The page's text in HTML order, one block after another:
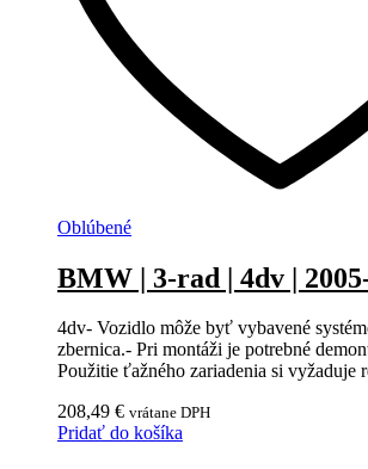
Oblúbené
BMW | 3-rad | 4dv |
4dv- Vozidlo môže byť vybavené
zbernica.- Pri montáži je potrebné
Použitie ťažného zariadenia si vyžaduje
208,49 € vrátane DPH
Pridať do košíka